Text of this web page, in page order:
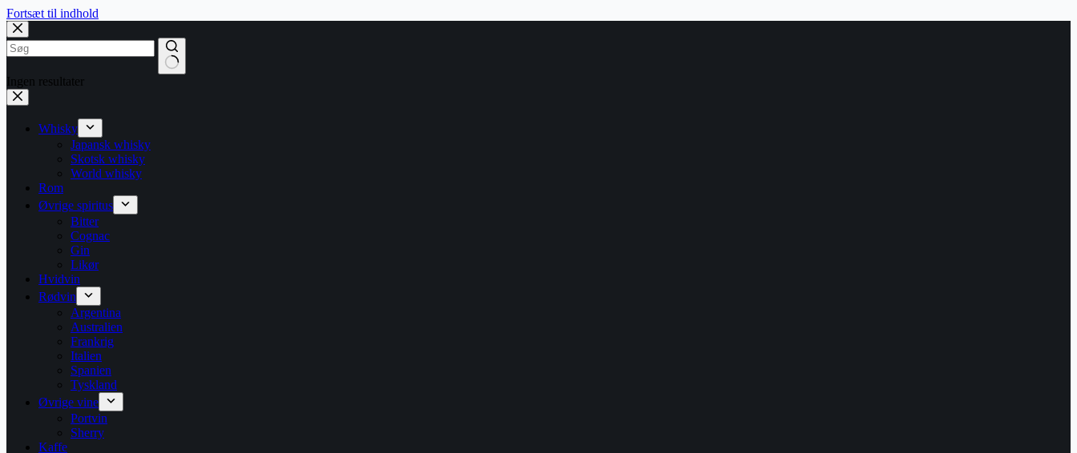
Fortsæt til indhold
Ingen resultater
Whisky
Japansk whisky
Skotsk whisky
World whisky
Rom
Øvrige spiritus
Bitter
Cognac
Gin
Likør
Hvidvin
Rødvin
Argentina
Australien
Frankrig
Italien
Spanien
Tyskland
Øvrige vine
Portvin
Sherry
Kaffe